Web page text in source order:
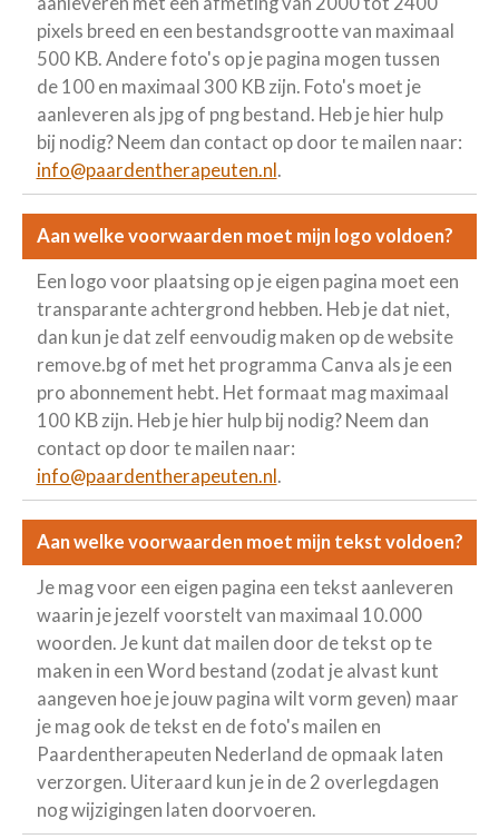
pixels breed en een bestandsgrootte van maximaal
500 KB. Andere foto's op je pagina mogen tussen
de 100 en maximaal 300 KB zijn. Foto's moet je
aanleveren als jpg of png bestand. Heb je hier hulp
bij nodig? Neem dan contact op door te mailen naar:
info@paardentherapeuten.nl .
Aan welke voorwaarden moet mijn logo voldoen?
Een logo voor plaatsing op je eigen pagina moet een
transparante achtergrond hebben. Heb je dat niet,
dan kun je dat zelf eenvoudig maken op de website
remove.bg of met het programma Canva als je een
pro abonnement hebt. Het formaat mag maximaal
100 KB zijn. Heb je hier hulp bij nodig? Neem dan
contact op door te mailen naar:
info@paardentherapeuten.nl.
Aan welke voorwaarden moet mijn tekst voldoen?
Je mag voor een eigen pagina een tekst aanleveren
waarin je jezelf voorstelt van maximaal 10.000
woorden. Je kunt dat mailen door de tekst op te
maken in een Word bestand (zodat je alvast kunt
aangeven hoe je jouw pagina wilt vorm geven) maar
je mag ook de tekst en de foto's mailen en
Paardentherapeuten Nederland de opmaak laten
verzorgen. Uiteraard kun je in de 2 overlegdagen
nog wijzigingen laten doorvoeren.